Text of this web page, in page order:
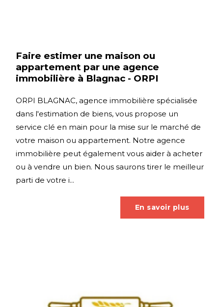
Faire estimer une maison ou
appartement par une agence
immobilière à Blagnac - ORPI
ORPI BLAGNAC, agence immobilière spécialisée
dans l'estimation de biens, vous propose un
service clé en main pour la mise sur le marché de
votre maison ou appartement. Notre agence
immobilière peut également vous aider à acheter
ou à vendre un bien. Nous saurons tirer le meilleur
parti de votre i...
En savoir plus